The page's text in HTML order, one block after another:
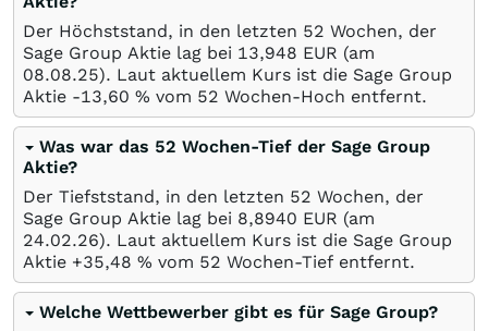
Der Höchststand, in den letzten 52 Wochen, der
Sage Group Aktie lag bei 13,948 EUR (am
08.08.25). Laut aktuellem Kurs ist die Sage Group
Aktie -13,60 % vom 52 Wochen-Hoch entfernt.
Was war das 52 Wochen-Tief der Sage Group
Aktie?
Der Tiefststand, in den letzten 52 Wochen, der
Sage Group Aktie lag bei 8,8940 EUR (am
24.02.26). Laut aktuellem Kurs ist die Sage Group
Aktie +35,48 % vom 52 Wochen-Tief entfernt.
Welche Wettbewerber gibt es für Sage Group?